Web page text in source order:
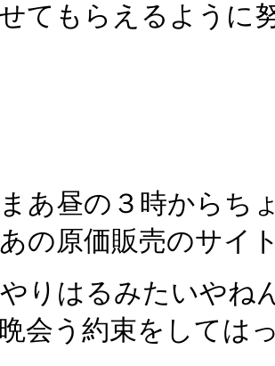
てもらえるように
あ昼の３時からち
の原価販売のサイ
りはるみたいやね
会う約束をしては